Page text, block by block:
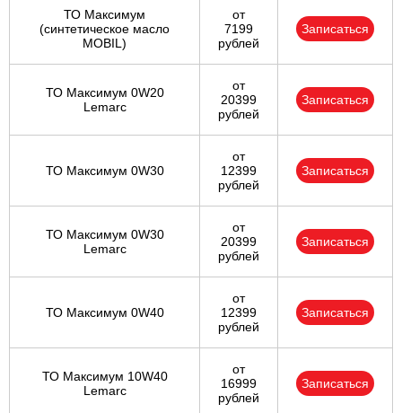
ТО Максимум
(cинтетическое масло
MOBIL)
от
7199
рублей
Записаться
ТО Максимум 0W20
Lemarc
от
20399
рублей
Записаться
ТО Максимум 0W30
от
12399
рублей
Записаться
ТО Максимум 0W30
Lemarc
от
20399
рублей
Записаться
ТО Максимум 0W40
от
12399
рублей
Записаться
ТО Максимум 10W40
Lemarc
от
16999
рублей
Записаться